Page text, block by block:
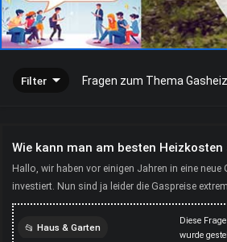
Filter Fragen zum Thema
Wie kann man am besten Heizkosten
Hallo, wir haben vor einigen Jahren in eine neue
investiert. Nun sind ja leider die Gaspreise
jemand von euch einen guten Tipp, wie man H...
Diese Frage
wurde
Haus & Garten